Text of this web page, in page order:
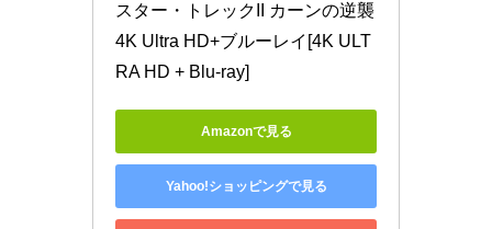
スター・トレックII カーンの逆襲
4K Ultra HD+ブルーレイ[4K ULT
RA HD + Blu-ray]
Amazonで見る
Yahoo!ショッピングで見る